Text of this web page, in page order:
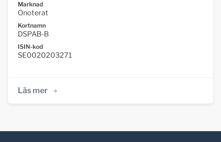
Marknad
Onoterat
Kortnamn
DSPAB-B
ISIN-kod
SE0020203271
Läs mer